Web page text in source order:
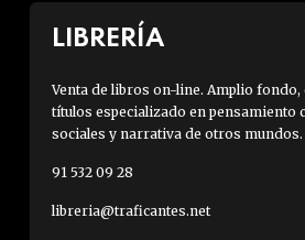
LIBRERÍA
Venta de libros on-line. Amplio fondo,
títulos especializado en pensamiento
sociales y narrativa de otros mundos.
91 532 09 28
libreria@traficantes.net